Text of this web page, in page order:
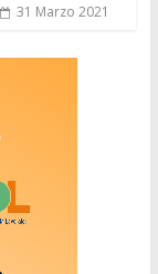
31 Marzo 2021